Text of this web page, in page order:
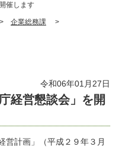
催します
企業総務課 >
令和06年01月27日
経営懇談会」を開
計画」（平成２９年３月